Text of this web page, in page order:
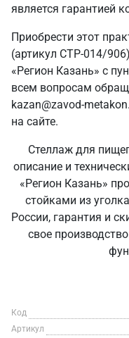
является гарантией
Приобрести этот
(артикул СТР-014/
«Регион Казань» с
всем вопросам
kazan@zavod-
на сайте.
Стеллаж для
описание и
«Регион Казань»
стойками из
России, гарантия и
свое
Код
Артикул